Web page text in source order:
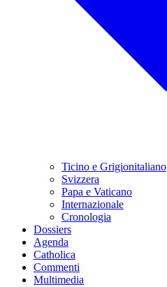
Ticino e Grigionitaliano
Svizzera
Papa e Vaticano
Internazionale
Cronologia
Dossiers
Agenda
Catholica
Commenti
Multimedia